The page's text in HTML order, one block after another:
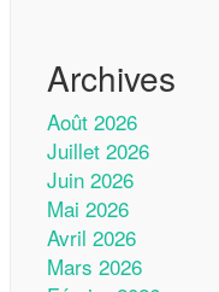
Archives
Août 2026
Juillet 2026
Juin 2026
Mai 2026
Avril 2026
Mars 2026